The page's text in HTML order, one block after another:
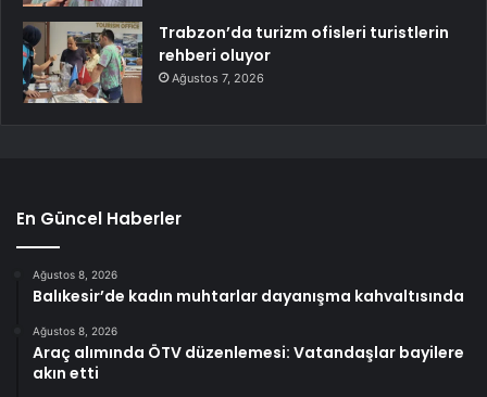
Trabzon’da turizm ofisleri turistlerin
rehberi oluyor
Ağustos 7, 2026
En Güncel Haberler
Ağustos 8, 2026
Balıkesir’de kadın muhtarlar dayanışma kahvaltısında
Ağustos 8, 2026
Araç alımında ÖTV düzenlemesi: Vatandaşlar bayilere
akın etti